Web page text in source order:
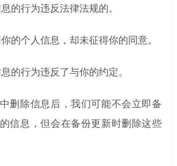
的行为违反法律法规的。
的个人信息，却未征得你的同意。
的行为违反了与你的约定。
删除信息后，我们可能不会立即备
信息，但会在备份更新时删除这些